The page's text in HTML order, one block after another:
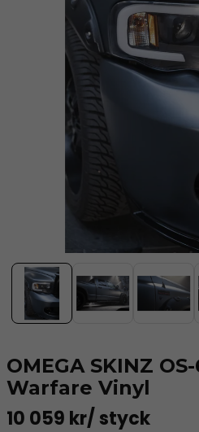
OMEGA SKINZ
Warfare Vinyl
10 059 kr/ styck